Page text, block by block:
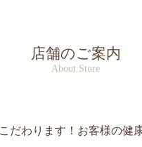
店舗のご案内
About Store
だわります！お客様の健